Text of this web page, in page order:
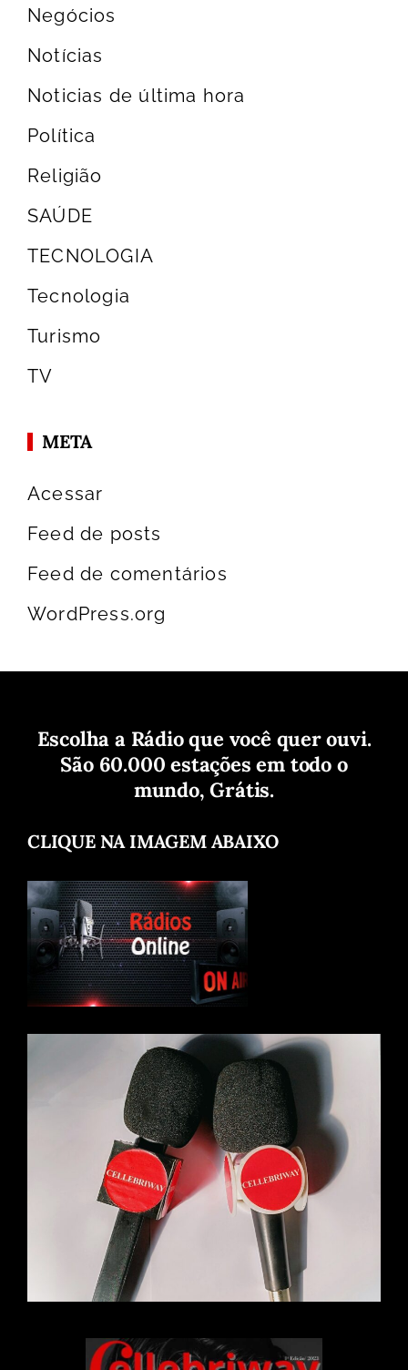
Negócios
Notícias
Noticias de última hora
Política
Religião
SAÚDE
TECNOLOGIA
Tecnologia
Turismo
TV
META
Acessar
Feed de posts
Feed de comentários
WordPress.org
Escolha a Rádio que você quer ouvi.
São 60.000 estações em todo o
mundo, Grátis.
CLIQUE NA IMAGEM ABAIXO